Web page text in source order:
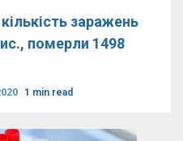
заражень
померли 1498
1 min read